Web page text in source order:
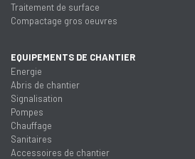
Traitement de surface
Compactage gros oeuvres
EQUIPEMENTS DE CHANTIER
Energie
Abris de chantier
Signalisation
Pompes
Chauffage
Sanitaires
Accessoires de chantier